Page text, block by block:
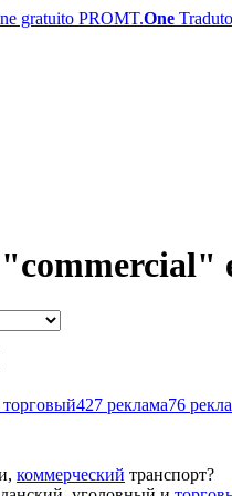
PROMT.One
торговый427 реклама76
коммерческий транспорт?